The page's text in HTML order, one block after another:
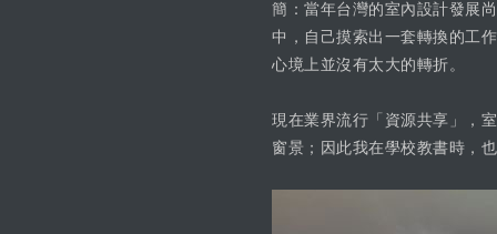
簡：當年台灣的室內設計發展
中，自己摸索出一套轉換的工
心境上並沒有太大的轉折。
現在業界流行「資源共享」，
窗景；因此我在學校教書時，